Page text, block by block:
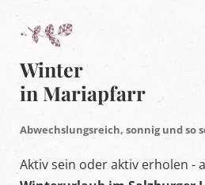
l
a
r
a
f
a
Winter
in Mariapfarr
Abwechslungsreich, sonnig und so
Aktiv sein oder aktiv erholen -